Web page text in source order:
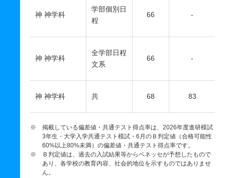
神 神学科
学部個別日
程
66 -
神 神学科
全学部日程
文系
66 -
神 神学科 共 68 83
※ 掲載している偏差値・共通テスト得点率は、2026年度進研模試
3年生・大学入学共通テスト模試・6月のＢ判定値（合格可能性
60%以上80%未満）の偏差値・共通テスト得点率です。
※ Ｂ判定値は、過去の入試結果等からベネッセが予想したもので
あり、各学校の教育内容、社会的地位を示すものではありませ
ん。